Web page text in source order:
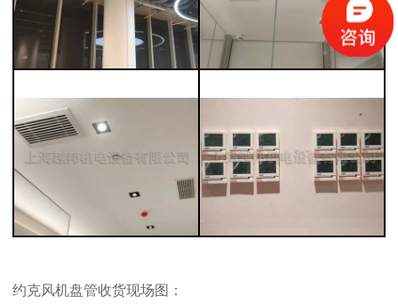
约克风机盘管收货现场图：